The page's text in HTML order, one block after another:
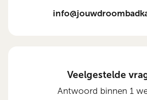
Veelgestelde
Antwoord binnen 1